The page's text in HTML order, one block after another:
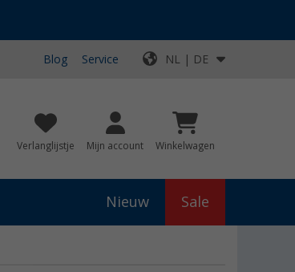
Blog Service NL | DE
Verlanglijstje Mijn account Winkelwagen
Nieuw Sale